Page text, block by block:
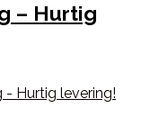
– Hurtig